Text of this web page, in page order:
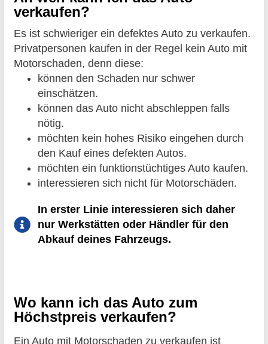
verkaufen?
Es ist schwieriger ein defektes Auto zu verkaufen.
Privatpersonen kaufen in der Regel kein Auto mit
Motorschaden, denn diese:
können den Schaden nur schwer
einschätzen.
können das Auto nicht abschleppen falls
nötig.
möchten kein hohes Risiko eingehen durch
den Kauf eines defekten Autos.
möchten ein funktionstüchtiges Auto kaufen.
interessieren sich nicht für Motorschäden.
In erster Linie interessieren sich daher
nur Werkstätten oder Händler für den
Abkauf deines Fahrzeugs.
Wo kann ich das Auto zum
Höchstpreis verkaufen?
Ein Auto mit Motorschaden zu verkaufen ist